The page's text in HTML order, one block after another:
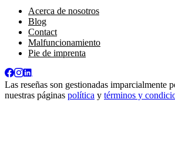
Acerca de nosotros
Blog
Contact
Malfuncionamiento
Pie de imprenta
Las reseñas son gestionadas imparcialmente
nuestras páginas política y términos y